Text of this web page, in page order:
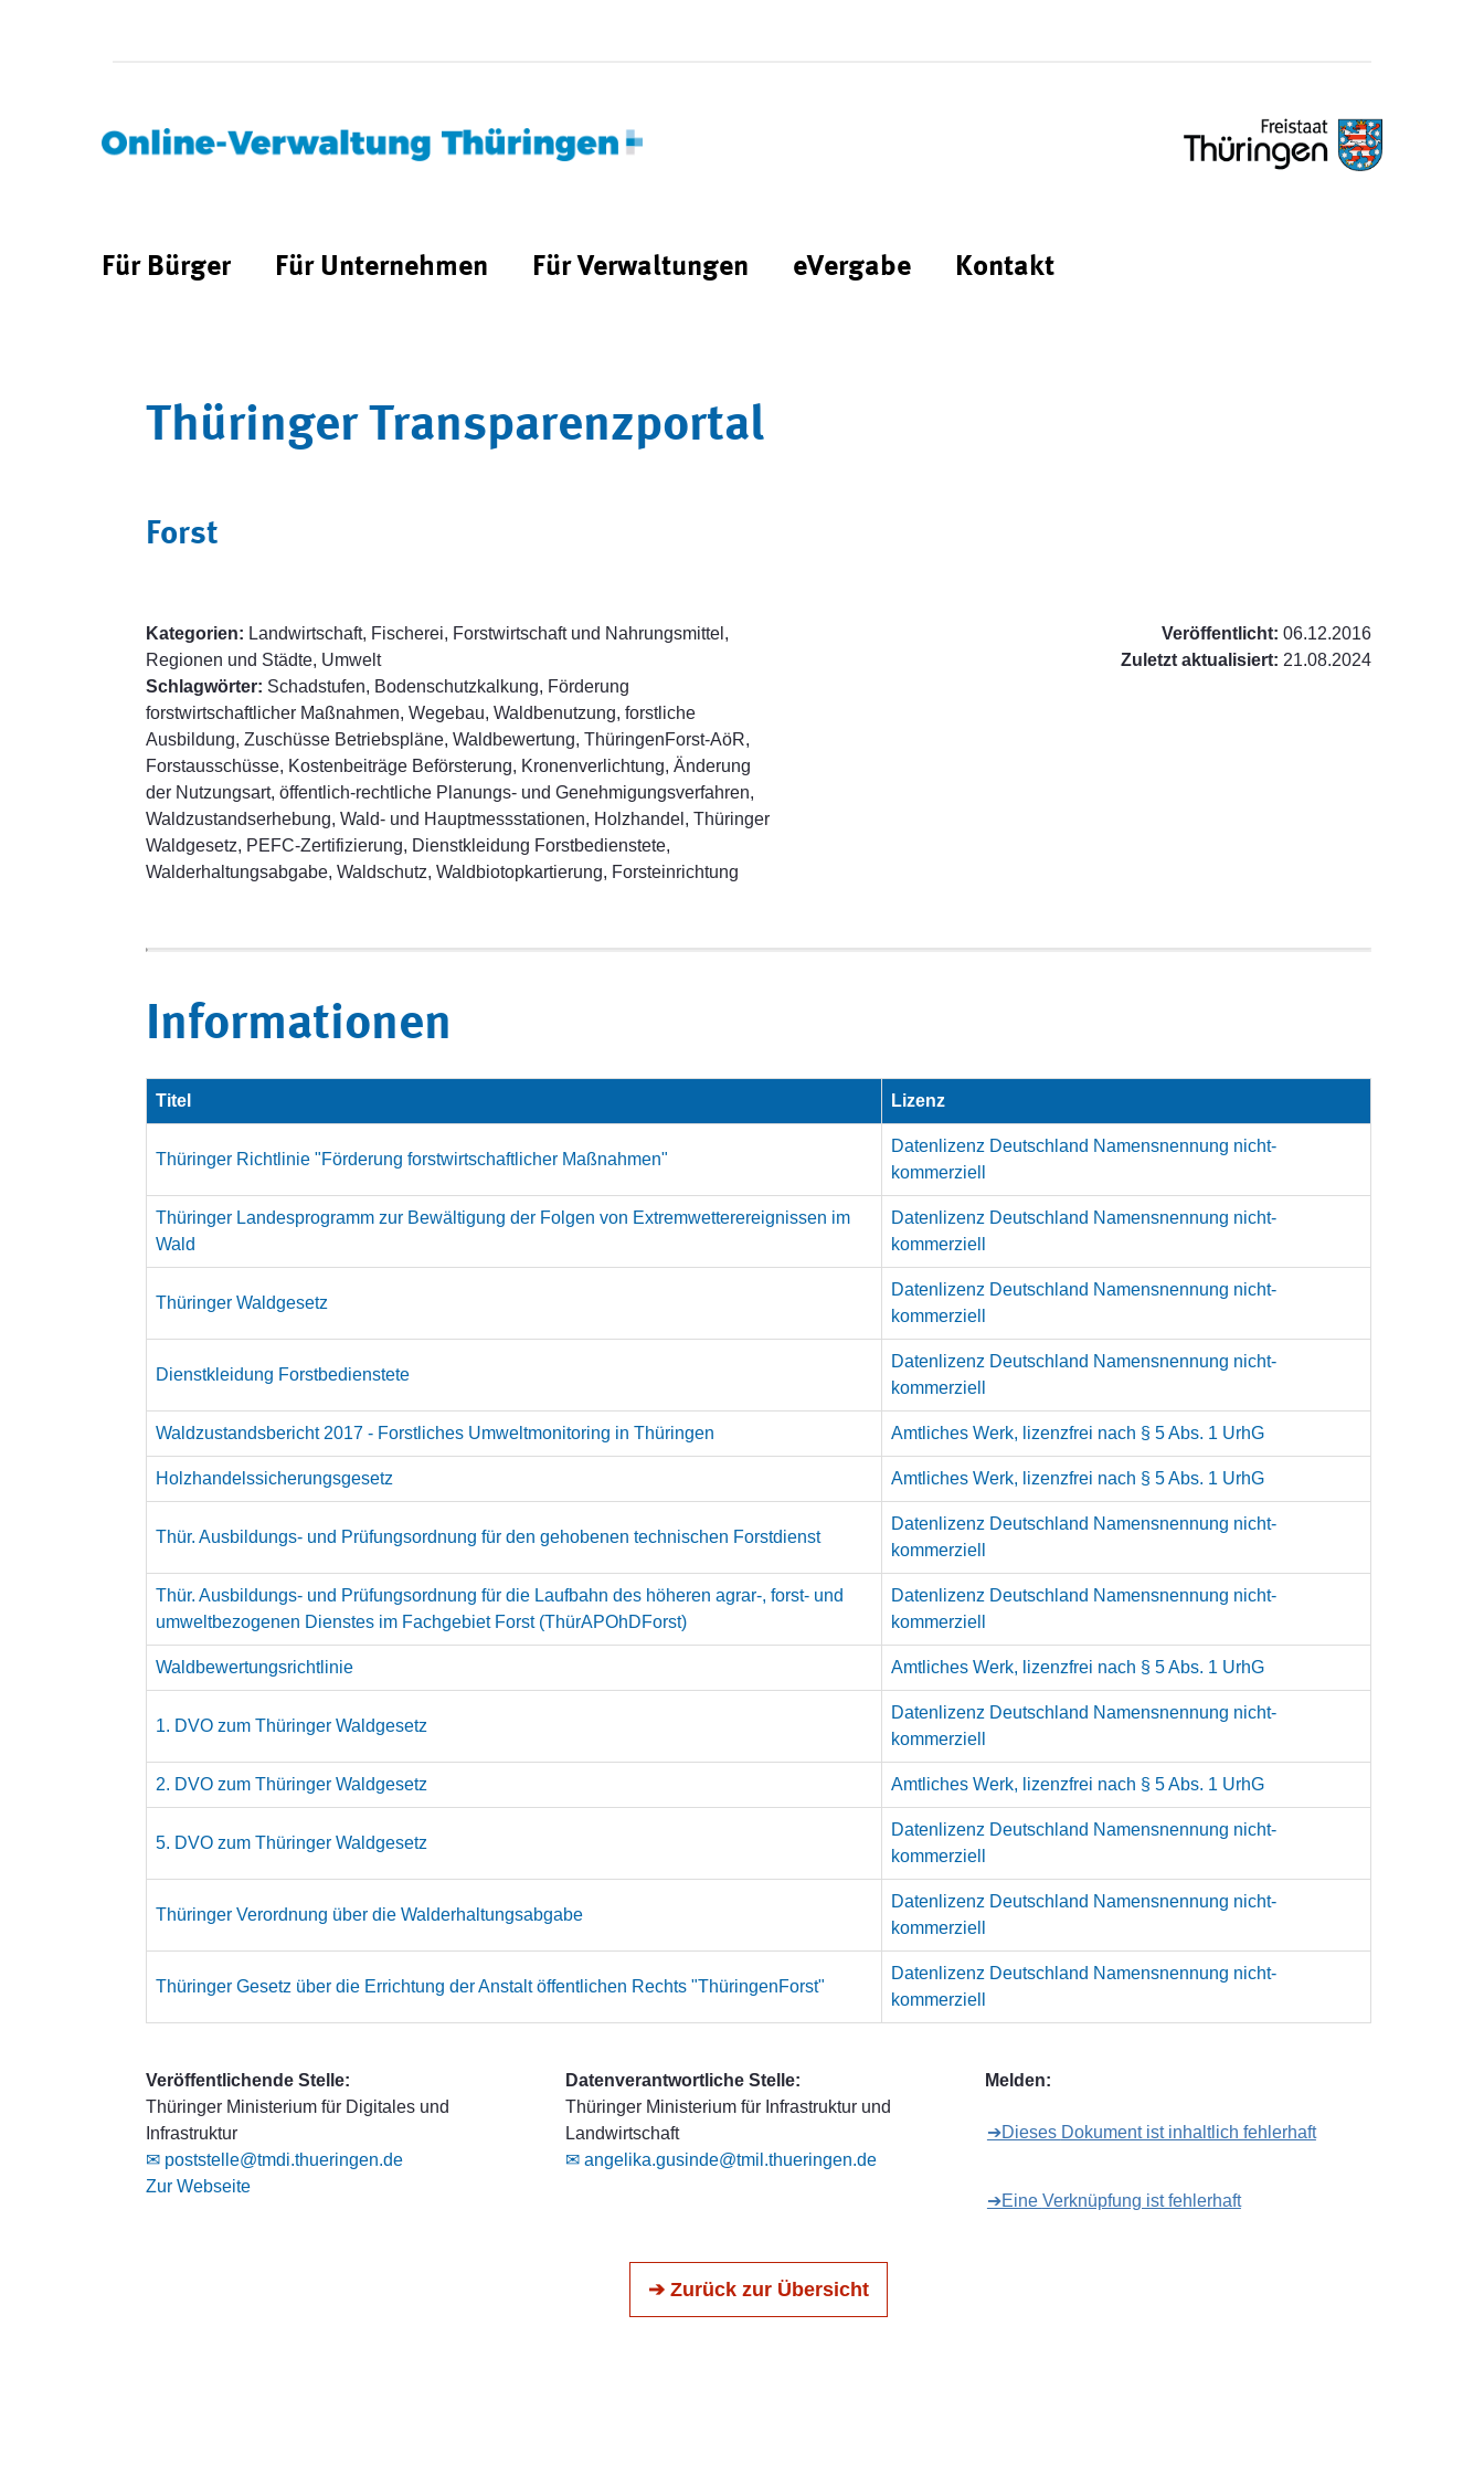
Für Bürger Für Unternehmen Für Verwaltungen eVergabe Kontakt
Thüringer Transparenzportal
Forst
Kategorien: Landwirtschaft, Fischerei, Forstwirtschaft und Nahrungsmittel,
Regionen und Städte, Umwelt
Schlagwörter: Schadstufen, Bodenschutzkalkung, Förderung
forstwirtschaftlicher Maßnahmen, Wegebau, Waldbenutzung, forstliche
Ausbildung, Zuschüsse Betriebspläne, Waldbewertung, ThüringenForst-AöR,
Forstausschüsse, Kostenbeiträge Beförsterung, Kronenverlichtung, Änderung
der Nutzungsart, öffentlich-rechtliche Planungs- und Genehmigungsverfahren,
Waldzustandserhebung, Wald- und Hauptmessstationen, Holzhandel, Thüringer
Waldgesetz, PEFC-Zertifizierung, Dienstkleidung Forstbedienstete,
Walderhaltungsabgabe, Waldschutz, Waldbiotopkartierung, Forsteinrichtung
Veröffentlicht: 06.12.2016
Zuletzt aktualisiert: 21.08.2024
Informationen
Titel Lizenz
Thüringer Richtlinie "Förderung forstwirtschaftlicher Maßnahmen"
Datenlizenz Deutschland Namensnennung nicht-
kommerziell
Thüringer Landesprogramm zur Bewältigung der Folgen von Extremwetterereignissen im
Wald
Datenlizenz Deutschland Namensnennung nicht-
kommerziell
Thüringer Waldgesetz
Datenlizenz Deutschland Namensnennung nicht-
kommerziell
Dienstkleidung Forstbedienstete
Datenlizenz Deutschland Namensnennung nicht-
kommerziell
Waldzustandsbericht 2017 - Forstliches Umweltmonitoring in Thüringen Amtliches Werk, lizenzfrei nach § 5 Abs. 1 UrhG
Holzhandelssicherungsgesetz Amtliches Werk, lizenzfrei nach § 5 Abs. 1 UrhG
Thür. Ausbildungs- und Prüfungsordnung für den gehobenen technischen Forstdienst
Datenlizenz Deutschland Namensnennung nicht-
kommerziell
Thür. Ausbildungs- und Prüfungsordnung für die Laufbahn des höheren agrar-, forst- und
umweltbezogenen Dienstes im Fachgebiet Forst (ThürAPOhDForst)
Datenlizenz Deutschland Namensnennung nicht-
kommerziell
Waldbewertungsrichtlinie Amtliches Werk, lizenzfrei nach § 5 Abs. 1 UrhG
1. DVO zum Thüringer Waldgesetz
Datenlizenz Deutschland Namensnennung nicht-
kommerziell
2. DVO zum Thüringer Waldgesetz Amtliches Werk, lizenzfrei nach § 5 Abs. 1 UrhG
5. DVO zum Thüringer Waldgesetz
Datenlizenz Deutschland Namensnennung nicht-
kommerziell
Thüringer Verordnung über die Walderhaltungsabgabe
Datenlizenz Deutschland Namensnennung nicht-
kommerziell
Thüringer Gesetz über die Errichtung der Anstalt öffentlichen Rechts "ThüringenForst"
Datenlizenz Deutschland Namensnennung nicht-
kommerziell
Veröffentlichende Stelle:
Thüringer Ministerium für Digitales und
Infrastruktur
✉ poststelle@tmdi.thueringen.de
Zur Webseite
Datenverantwortliche Stelle:
Thüringer Ministerium für Infrastruktur und
Landwirtschaft
✉ angelika.gusinde@tmil.thueringen.de
Melden:
➔Dieses Dokument ist inhaltlich fehlerhaft
➔Eine Verknüpfung ist fehlerhaft
➔ Zurück zur Übersicht